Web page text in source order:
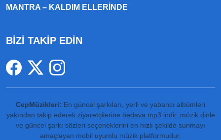
MANTRA – KALDIM ELLERINDE
BİZİ TAKİP EDİN
CepMüzikleri: En güncel şarkıları, yerli ve yabancı albümleri
yakından takip ederek ziyaretçilerine bedava mp3 indir, müzik dinle
ve güncel şarkı sözleri seçeneklerini en hızlı şekilde sunmayı
amaçlayan mobil uyumlu müzik platformudur.